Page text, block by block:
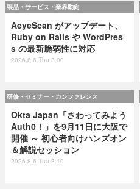
製品・サービス・業界動向
AeyeScan がアップデート、
Ruby on Rails や WordPres
s の最新脆弱性に対応
2026.8.6 Thu 8:00
研修・セミナー・カンファレンス
Okta Japan「さわってみよう
Auth0！」を9月11日に大阪で
開催 ～ 初心者向けハンズオン
＆解説セッション
2026.8.6 Thu 8:10